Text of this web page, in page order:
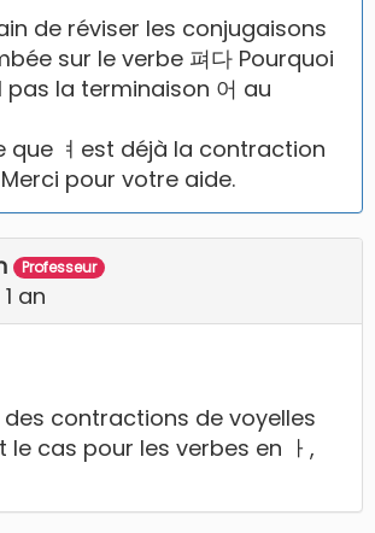
de réviser les conjugaisons
sur le verbe 펴다 Pourquoi
pas la terminaison 어 au
que ㅕest déjà la contraction
pour votre aide.
Professeur
an
des contractions de voyelles
le cas pour les verbes en ㅏ,